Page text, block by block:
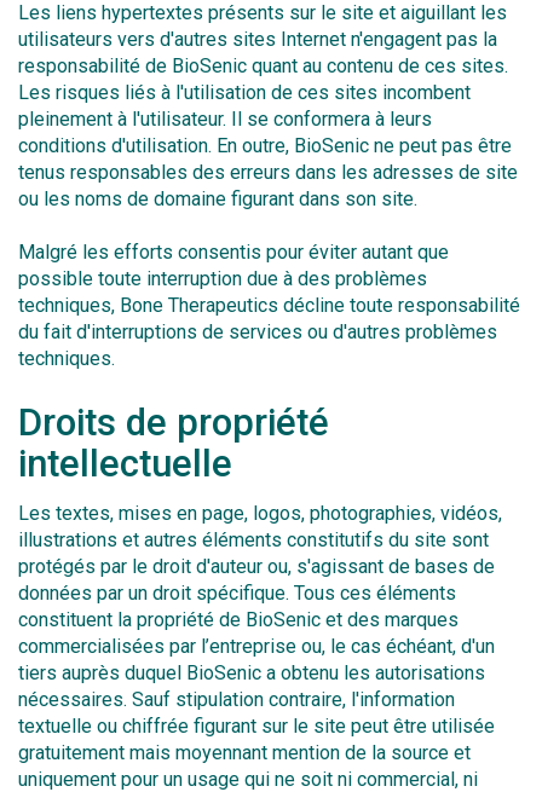
Les liens hypertextes présents sur le site et aiguillant les
utilisateurs vers d'autres sites Internet n'engagent pas la
responsabilité de BioSenic quant au contenu de ces sites.
Les risques liés à l'utilisation de ces sites incombent
pleinement à l'utilisateur. Il se conformera à leurs
conditions d'utilisation. En outre, BioSenic ne peut pas être
tenus responsables des erreurs dans les adresses de site
ou les noms de domaine figurant dans son site.
Malgré les efforts consentis pour éviter autant que
possible toute interruption due à des problèmes
techniques, Bone Therapeutics décline toute responsabilité
du fait d'interruptions de services ou d'autres problèmes
techniques.
Droits de propriété
intellectuelle
Les textes, mises en page, logos, photographies, vidéos,
illustrations et autres éléments constitutifs du site sont
protégés par le droit d'auteur ou, s'agissant de bases de
données par un droit spécifique. Tous ces éléments
constituent la propriété de BioSenic et des marques
commercialisées par l’entreprise ou, le cas échéant, d'un
tiers auprès duquel BioSenic a obtenu les autorisations
nécessaires. Sauf stipulation contraire, l'information
textuelle ou chiffrée figurant sur le site peut être utilisée
gratuitement mais moyennant mention de la source et
uniquement pour un usage qui ne soit ni commercial, ni